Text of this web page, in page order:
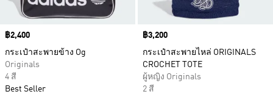
Price
฿2,400
กระเป๋าสะพายข้าง Og
Originals
4 สี
Best Seller
Price
฿3,200
กระเป๋าสะพายไหล่ ORIGINALS
CROCHET TOTE
ผู้หญิง Originals
2 สี